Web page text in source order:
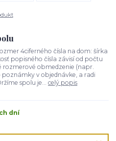
4ciferného čísla na dom: šírka
popisného čísla závisí od počtu
rozmerové obmedzenie (napr.
v objednávke, a radi
spolu je... celý popis
dní